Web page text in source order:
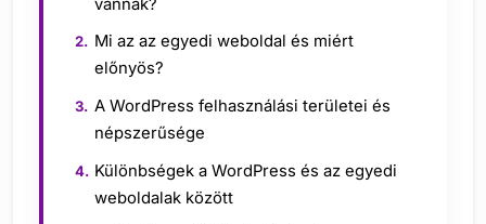
vannak?
Mi az az egyedi weboldal és miért
előnyös?
A WordPress felhasználási területei és
népszerűsége
Különbségek a WordPress és az egyedi
weboldalak között